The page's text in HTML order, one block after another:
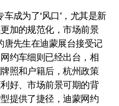
成为了‘风口’，尤其是新
加的规范化，市场前景
唐先生在迪蒙展台接受记
约车细则已经出台，相
照和户籍后，杭州政策
好、市场前景可期的背
提供了捷径，迪蒙网约